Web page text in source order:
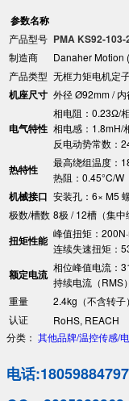
参数名称
产品型号 ​PMA KS92-
制造商 Danaher Motion
产品类型 无框力矩电机定
​机座尺寸​ 外径 Ø92mm /
​电气特性​
相电阻：0.23Ω/
相电感：1.8mH/
反电动势常数：
​热特性​
最高绕组温度：
热阻：0.45°C/W
​机械接口​ 安装孔：6× M5
极数/槽数 8极 / 12槽（集中
​扭矩性能​
峰值扭矩：
连续失速扭矩：
​额定电流​
相位峰值电流：
持续电流（RMS
重量
2.4kg（不含转子）
认证
RoHS, REACH
分类： 其他品牌/温控传感/
电话